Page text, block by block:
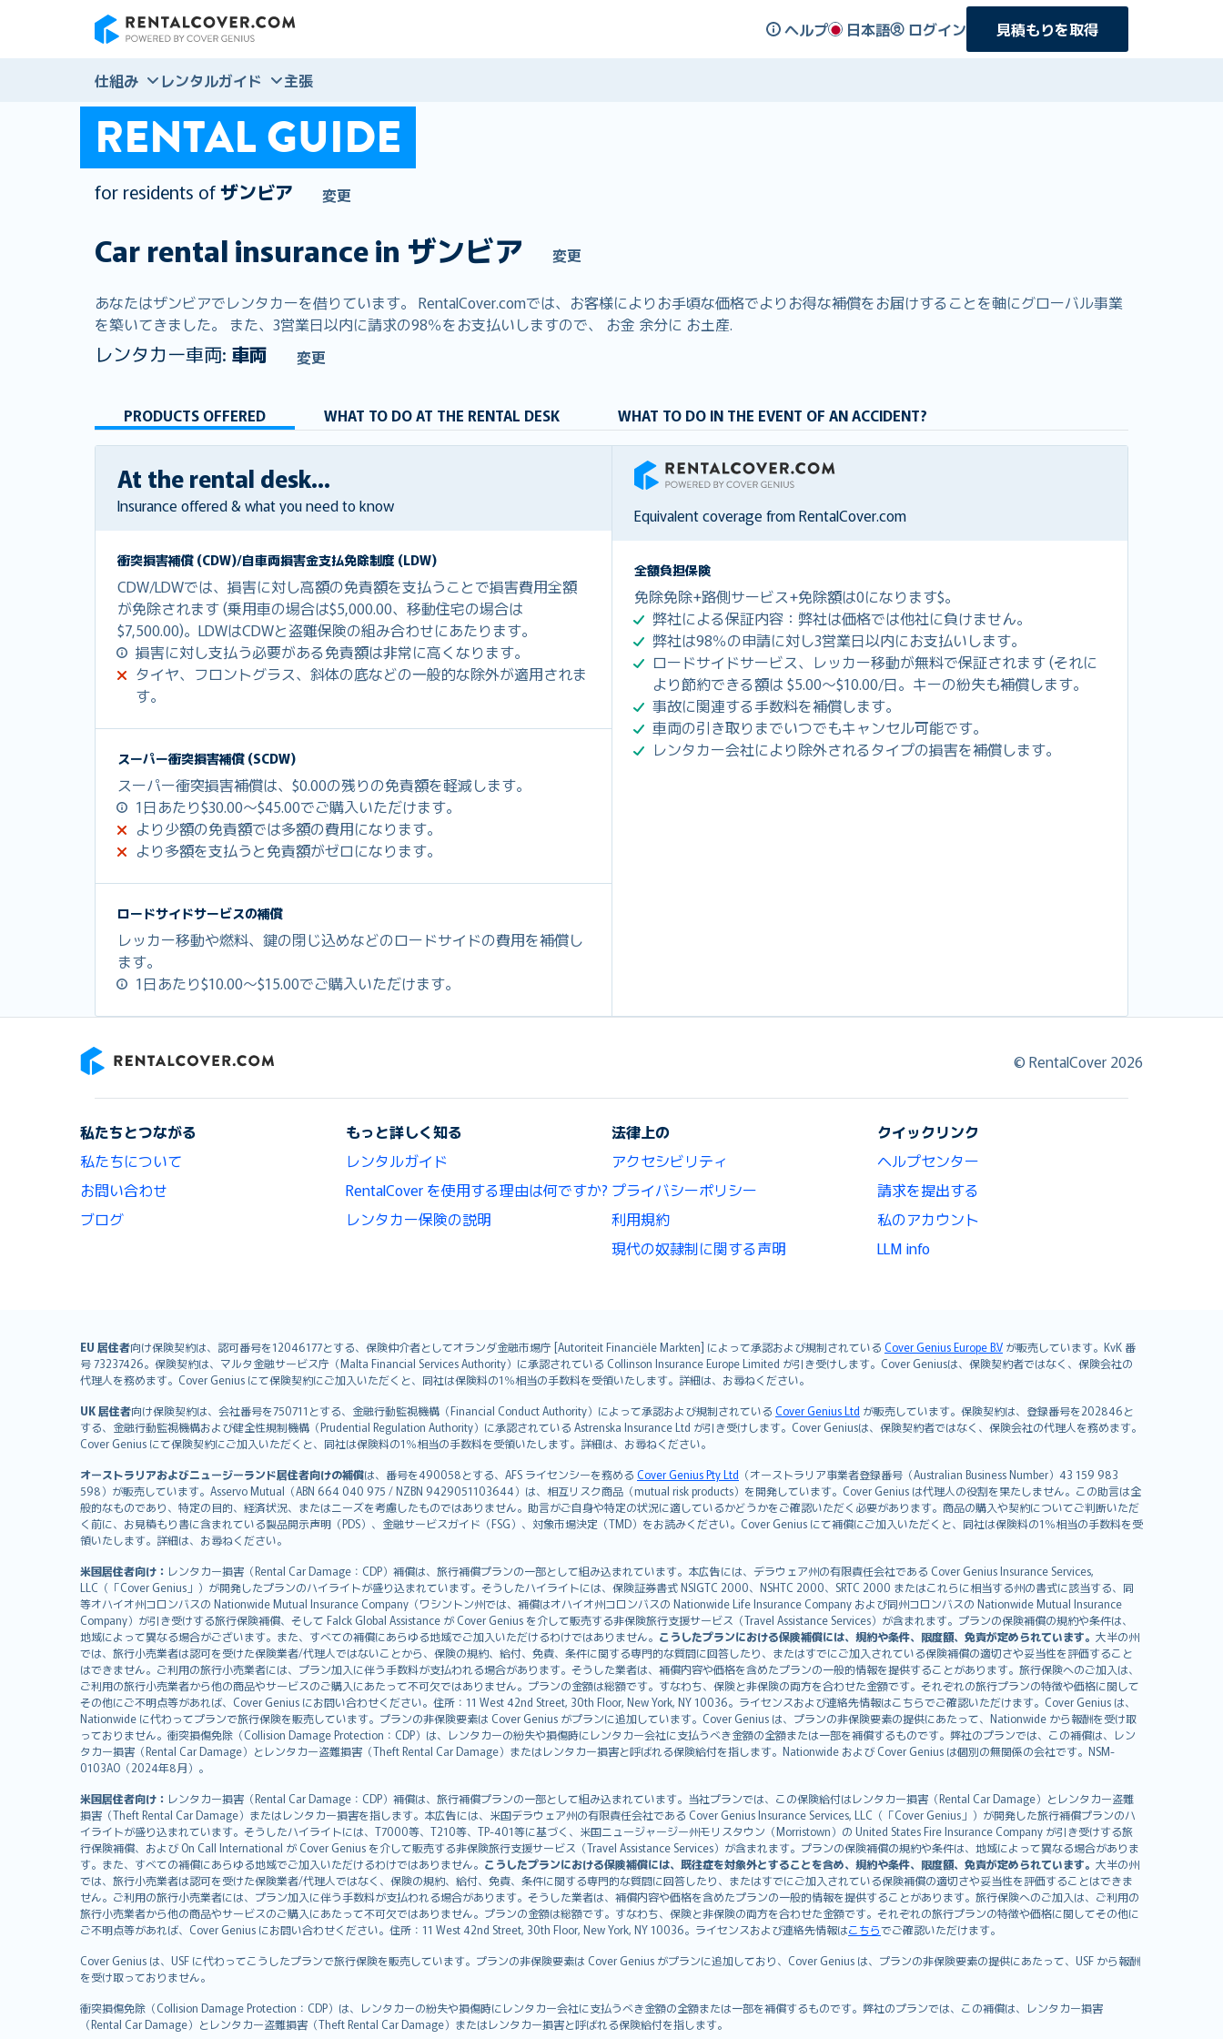
ヘルプ 日本語 ログイン 見積もりを取得
仕組み レンタルガイド 主張
RENTAL GUIDE
for residents ofザンビア 変更
Car rental insurance in ザンビア 変更
あなたはザンビアでレンタカーを借りています。 RentalCover.comでは、お客様によりお手頃な価格でよりお得な補償をお届けすることを軸にグローバル事業
を築いてきました。 また、3営業日以内に請求の98％をお支払いしますので、 お金 余分に お土産.
レンタカー車両: 車両 変更
PRODUCTS OFFERED WHAT TO DO AT THE RENTAL DESK WHAT TO DO IN THE EVENT OF AN ACCIDENT?
At the rental desk...
Insurance offered & what you need to know
衝突損害補償 (CDW)/自車両損害金支払免除制度 (LDW)
CDW/LDWでは、損害に対し高額の免責額を支払うことで損害費用全額
が免除されます (乗用車の場合は$5,000.00、移動住宅の場合は
$7,500.00)。LDWはCDWと盗難保険の組み合わせにあたります。
損害に対し支払う必要がある免責額は非常に高くなります。
タイヤ、フロントグラス、斜体の底などの一般的な除外が適用されま
す。
スーパー衝突損害補償 (SCDW)
スーパー衝突損害補償は、$0.00の残りの免責額を軽減します。
1日あたり$30.00～$45.00でご購入いただけます。
より少額の免責額では多額の費用になります。
より多額を支払うと免責額がゼロになります。
ロードサイドサービスの補償
レッカー移動や燃料、鍵の閉じ込めなどのロードサイドの費用を補償し
ます。
1日あたり$10.00～$15.00でご購入いただけます。
RentalCover
Equivalent coverage from RentalCover.com
全額負担保険
免除免除+路側サービス+免除額は0になります$。
弊社による保証内容：弊社は価格では他社に負けません。
弊社は98％の申請に対し3営業日以内にお支払いします。
ロードサイドサービス、レッカー移動が無料で保証されます (それに
より節約できる額は $5.00～$10.00/日。キーの紛失も補償します。
事故に関連する手数料を補償します。
車両の引き取りまでいつでもキャンセル可能です。
レンタカー会社により除外されるタイプの損害を補償します。
© RentalCover 2026
私たちとつながる
私たちについて
お問い合わせ
ブログ
もっと詳しく知る
レンタルガイド
RentalCover を使用する理由は何ですか?
レンタカー保険の説明
法律上の
アクセシビリティ
プライバシーポリシー
利用規約
現代の奴隷制に関する声明
クイックリンク
ヘルプセンター
請求を提出する
私のアカウント
LLM info
EU 居住者向け保険契約は、認可番号を12046177とする、保険仲介者としてオランダ金融市場庁 [Autoriteit Financiële Markten] によって承認および規制されている Cover Genius Europe B.V が販売しています。KvK 番
号 73237426。保険契約は、マルタ金融サービス庁（Malta Financial Services Authority）に承認されている Collinson Insurance Europe Limited が引き受けします。Cover Geniusは、保険契約者ではなく、保険会社の
代理人を務めます。Cover Genius にて保険契約にご加入いただくと、同社は保険料の1％相当の手数料を受領いたします。詳細は、お尋ねください。
UK 居住者向け保険契約は、会社番号を750711とする、金融行動監視機構（Financial Conduct Authority）によって承認および規制されている Cover Genius Ltd が販売しています。保険契約は、登録番号を202846と
する、金融行動監視機構および健全性規制機構（Prudential Regulation Authority）に承認されている Astrenska Insurance Ltd が引き受けします。Cover Geniusは、保険契約者ではなく、保険会社の代理人を務めます。
Cover Genius にて保険契約にご加入いただくと、同社は保険料の1％相当の手数料を受領いたします。詳細は、お尋ねください。
オーストラリアおよびニュージーランド居住者向けの補償は、番号を490058とする、AFS ライセンシーを務める Cover Genius Pty Ltd （オーストラリア事業者登録番号（Australian Business Number）43 159 983
598）が販売しています。Asservo Mutual（ABN 664 040 975 / NZBN 9429051103644）は、相互リスク商品（mutual risk products）を開発しています。Cover Genius は代理人の役割を果たしません。この助言は全
般的なものであり、特定の目的、経済状況、またはニーズを考慮したものではありません。助言がご自身や特定の状況に適しているかどうかをご確認いただく必要があります。商品の購入や契約についてご判断いただ
く前に、お見積もり書に含まれている製品開示声明（PDS）、金融サービスガイド（FSG）、対象市場決定（TMD）をお読みください。Cover Genius にて補償にご加入いただくと、同社は保険料の1％相当の手数料を受
領いたします。詳細は、お尋ねください。
米国居住者向け： レンタカー損害（Rental Car Damage：CDP）補償は、旅行補償プランの一部として組み込まれています。本広告には、デラウェア州の有限責任会社である Cover Genius Insurance Services,
LLC（「Cover Genius」）が開発したプランのハイライトが盛り込まれています。そうしたハイライトには、保険証券書式 NSIGTC 2000、NSHTC 2000、SRTC 2000 またはこれらに相当する州の書式に該当する、同
等オハイオ州コロンバスの Nationwide Mutual Insurance Company（ワシントン州では、補償はオハイオ州コロンバスの Nationwide Life Insurance Company および同州コロンバスの Nationwide Mutual Insurance
Company）が引き受けする旅行保険補償、そして Falck Global Assistance が Cover Genius を介して販売する非保険旅行支援サービス（Travel Assistance Services）が含まれます。プランの保険補償の規約や条件は、
地域によって異なる場合がございます。また、すべての補償にあらゆる地域でご加入いただけるわけではありません。 こうしたプランにおける保険補償には、規約や条件、限度額、免責が定められています。 大半の州
では、旅行小売業者は認可を受けた保険業者/代理人ではないことから、保険の規約、給付、免責、条件に関する専門的な質問に回答したり、またはすでにご加入されている保険補償の適切さや妥当性を評価すること
はできません。ご利用の旅行小売業者には、プラン加入に伴う手数料が支払われる場合があります。そうした業者は、補償内容や価格を含めたプランの一般的情報を提供することがあります。旅行保険へのご加入は、
ご利用の旅行小売業者から他の商品やサービスのご購入にあたって不可欠ではありません。プランの金額は総額です。すなわち、保険と非保険の両方を合わせた金額です。それぞれの旅行プランの特徴や価格に関して
その他にご不明点等があれば、Cover Genius にお問い合わせください。住所：11 West 42nd Street, 30th Floor, New York, NY 10036。ライセンスおよび連絡先情報はこちらでご確認いただけます。Cover Genius は、
Nationwide に代わってプランで旅行保険を販売しています。プランの非保険要素は Cover Genius がプランに追加しています。Cover Genius は、プランの非保険要素の提供にあたって、Nationwide から報酬を受け取
っておりません。衝突損傷免除（Collision Damage Protection：CDP）は、レンタカーの紛失や損傷時にレンタカー会社に支払うべき金額の全額または一部を補償するものです。弊社のプランでは、この補償は、レン
タカー損害（Rental Car Damage）とレンタカー盗難損害（Theft Rental Car Damage）またはレンタカー損害と呼ばれる保険給付を指します。Nationwide および Cover Genius は個別の無関係の会社です。NSM-
0103AO（2024年8月）。
米国居住者向け： レンタカー損害（Rental Car Damage：CDP）補償は、旅行補償プランの一部として組み込まれています。当社プランでは、この保険給付はレンタカー損害（Rental Car Damage）とレンタカー盗難
損害（Theft Rental Car Damage）またはレンタカー損害を指します。本広告には、米国デラウェア州の有限責任会社である Cover Genius Insurance Services, LLC（「Cover Genius」）が開発した旅行補償プランのハ
イライトが盛り込まれています。そうしたハイライトには、T7000等、T210等、TP-401等に基づく、米国ニュージャージー州モリスタウン（Morristown）の United States Fire Insurance Company が引き受けする旅
行保険補償、および On Call International が Cover Genius を介して販売する非保険旅行支援サービス（Travel Assistance Services）が含まれます。プランの保険補償の規約や条件は、地域によって異なる場合がありま
す。また、すべての補償にあらゆる地域でご加入いただけるわけではありません。 こうしたプランにおける保険補償には、既往症を対象外とすることを含め、規約や条件、限度額、免責が定められています。 大半の州
では、旅行小売業者は認可を受けた保険業者/代理人ではなく、保険の規約、給付、免責、条件に関する専門的な質問に回答したり、またはすでにご加入されている保険補償の適切さや妥当性を評価することはできま
せん。ご利用の旅行小売業者には、プラン加入に伴う手数料が支払われる場合があります。そうした業者は、補償内容や価格を含めたプランの一般的情報を提供することがあります。旅行保険へのご加入は、ご利用の
旅行小売業者から他の商品やサービスのご購入にあたって不可欠ではありません。プランの金額は総額です。すなわち、保険と非保険の両方を合わせた金額です。それぞれの旅行プランの特徴や価格に関してその他に
ご不明点等があれば、Cover Genius にお問い合わせください。住所：11 West 42nd Street, 30th Floor, New York, NY 10036。ライセンスおよび連絡先情報はこちらでご確認いただけます。
Cover Genius は、USF に代わってこうしたプランで旅行保険を販売しています。プランの非保険要素は Cover Genius がプランに追加しており、Cover Genius は、プランの非保険要素の提供にあたって、USF から報酬
を受け取っておりません。
衝突損傷免除（Collision Damage Protection：CDP）は、レンタカーの紛失や損傷時にレンタカー会社に支払うべき金額の全額または一部を補償するものです。弊社のプランでは、この補償は、レンタカー損害
（Rental Car Damage）とレンタカー盗難損害（Theft Rental Car Damage）またはレンタカー損害と呼ばれる保険給付を指します。
English (UK)
English (US)
Deutsch
français
Nederlands
italiano
简体中文
繁體中文
Português
polski
עברית
Português
svenska
日本語
한국어
dansk
norsk
suomi
العربيّة
česky
Русский
ภาษาไทย
български
català
Hrvatski
eesti
Ελληνικά
Magyar
Íslenska
Bahasa Indonesia